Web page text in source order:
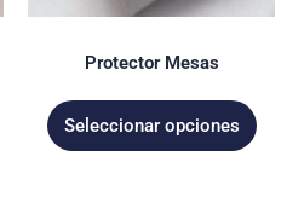
Protector Mesas
Seleccionar opciones
pueden
en
la
página